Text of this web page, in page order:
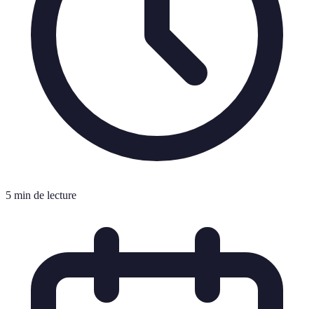
5 min de lecture